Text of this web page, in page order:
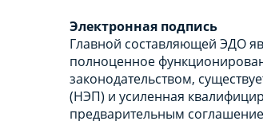
Электронная подпись
Главной составляющей ЭДО
полноценное
законодательством,
(НЭП) и усиленная
предварительным